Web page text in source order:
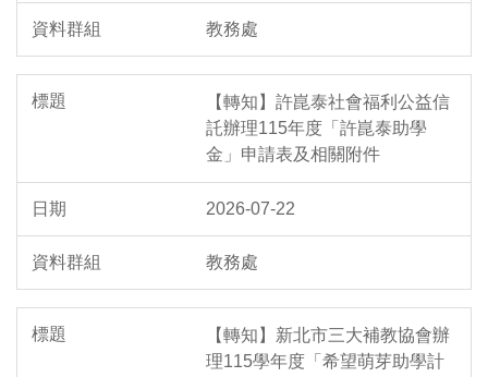
教務處
【轉知】許崑泰社會福利公益信
託辦理115年度「許崑泰助學
金」申請表及相關附件
2026-07-22
教務處
【轉知】新北市三大補教協會辦
理115學年度「希望萌芽助學計